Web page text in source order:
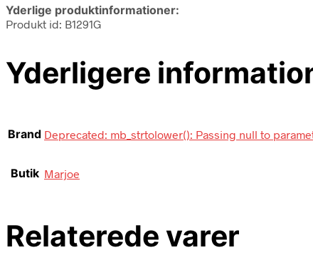
Yderlige produktinformationer:
Produkt id: B1291G
Yderligere
Brand Deprecated: mb_strtolower(): Passing null to
Butik Marjoe
Relaterede varer